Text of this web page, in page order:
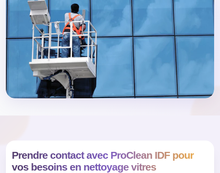
Prendre contact avec ProClean IDF pour
vos besoins en nettoyage vitres